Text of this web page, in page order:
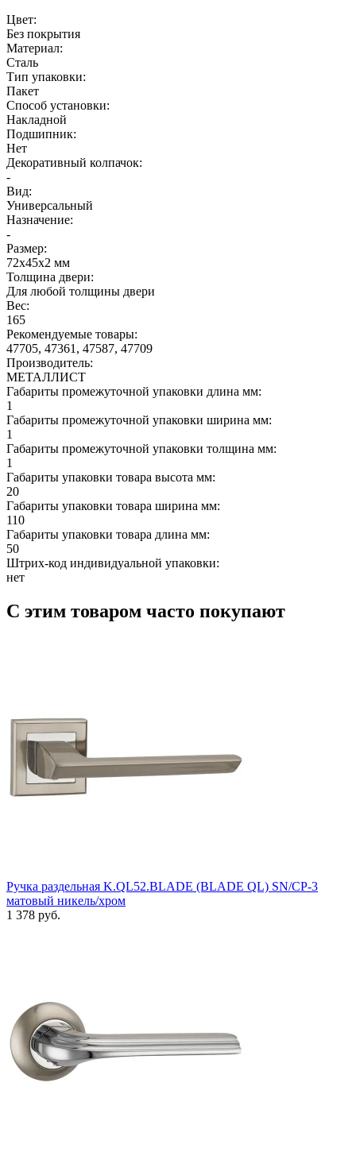
Цвет:
Без покрытия
Материал:
Сталь
Тип упаковки:
Пакет
Способ установки:
Накладной
Подшипник:
Нет
Декоративный колпачок:
-
Вид:
Универсальный
Назначение:
-
Размер:
72x45x2 мм
Толщина двери:
Для любой толщины двери
Вес:
165
Рекомендуемые товары:
47705, 47361, 47587, 47709
Производитель:
МЕТАЛЛИСТ
Габариты промежуточной упаковки длина мм:
1
Габариты промежуточной упаковки ширина мм:
1
Габариты промежуточной упаковки толщина мм:
1
Габариты упаковки товара высота мм:
20
Габариты упаковки товара ширина мм:
110
Габариты упаковки товара длина мм:
50
Штрих-код индивидуальной упаковки:
нет
С этим товаром часто покупают
Ручка раздельная K.QL52.BLADE (BLADE QL) SN/CP-3
матовый никель/хром
1 378 руб.